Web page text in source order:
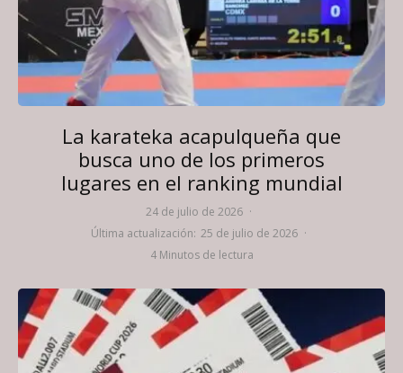
La karateka acapulqueña que
busca uno de los primeros
lugares en el ranking mundial
24 de julio de 2026 ·
Última actualización: 25 de julio de 2026 ·
4 Minutos de lectura